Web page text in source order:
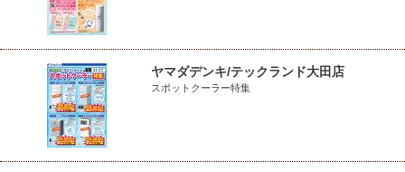
ヤマダデンキ/テックランド大田店
スポットクーラー特集